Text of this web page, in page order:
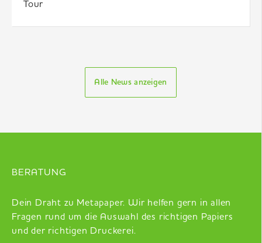
Tour
Alle News anzeigen
BERATUNG
Dein Draht zu Metapaper. Wir helfen gern in allen
Fragen rund um die Auswahl des richtigen Papiers
und der richtigen Druckerei.